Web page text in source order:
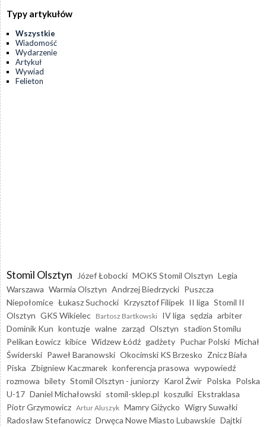
Typy artykułów
Wszystkie
Wiadomość
Wydarzenie
Artykuł
Wywiad
Felieton
Stomil Olsztyn Józef Łobocki MOKS Stomil Olsztyn Legia
Warszawa Warmia Olsztyn Andrzej Biedrzycki Puszcza
Niepołomice Łukasz Suchocki Krzysztof Filipek II liga Stomil II
Olsztyn GKS Wikielec Bartosz Bartkowski IV liga sędzia arbiter
Dominik Kun kontuzje walne zarząd Olsztyn stadion Stomilu
Pelikan Łowicz kibice Widzew Łódź gadżety Puchar Polski Michał
Świderski Paweł Baranowski Okocimski KS Brzesko Znicz Biała
Piska Zbigniew Kaczmarek konferencja prasowa wypowiedź
rozmowa bilety Stomil Olsztyn - juniorzy Karol Żwir Polska Polska
U-17 Daniel Michałowski stomil-sklep.pl koszulki Ekstraklasa
Piotr Grzymowicz Artur Aluszyk Mamry Giżycko Wigry Suwałki
Radosław Stefanowicz Drwęca Nowe Miasto Lubawskie Dajtki